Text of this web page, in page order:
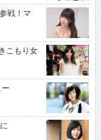
戦！マ
こもり女